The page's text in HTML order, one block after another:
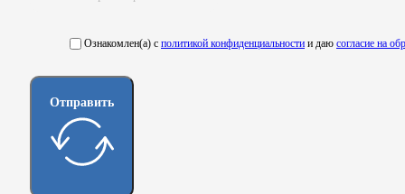
Ознакомлен(а) с политикой конфиденциальности и даю согласие на
Отправить